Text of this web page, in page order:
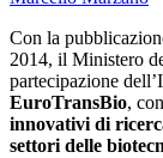
Con la
2014, il Ministero
partecipazione
EuroTransBio,
innovativi di
settori delle